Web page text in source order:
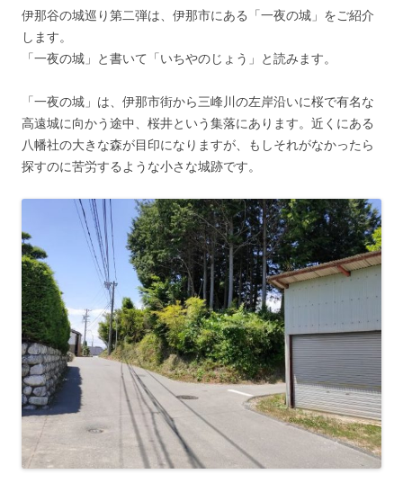
伊那谷の城巡り第二弾は、伊那市にある「一夜の城」をご紹介
します。
「一夜の城」と書いて「いちやのじょう」と読みます。
「一夜の城」は、伊那市街から三峰川の左岸沿いに桜で有名な
高遠城に向かう途中、桜井という集落にあります。近くにある
八幡社の大きな森が目印になりますが、もしそれがなかったら
探すのに苦労するような小さな城跡です。